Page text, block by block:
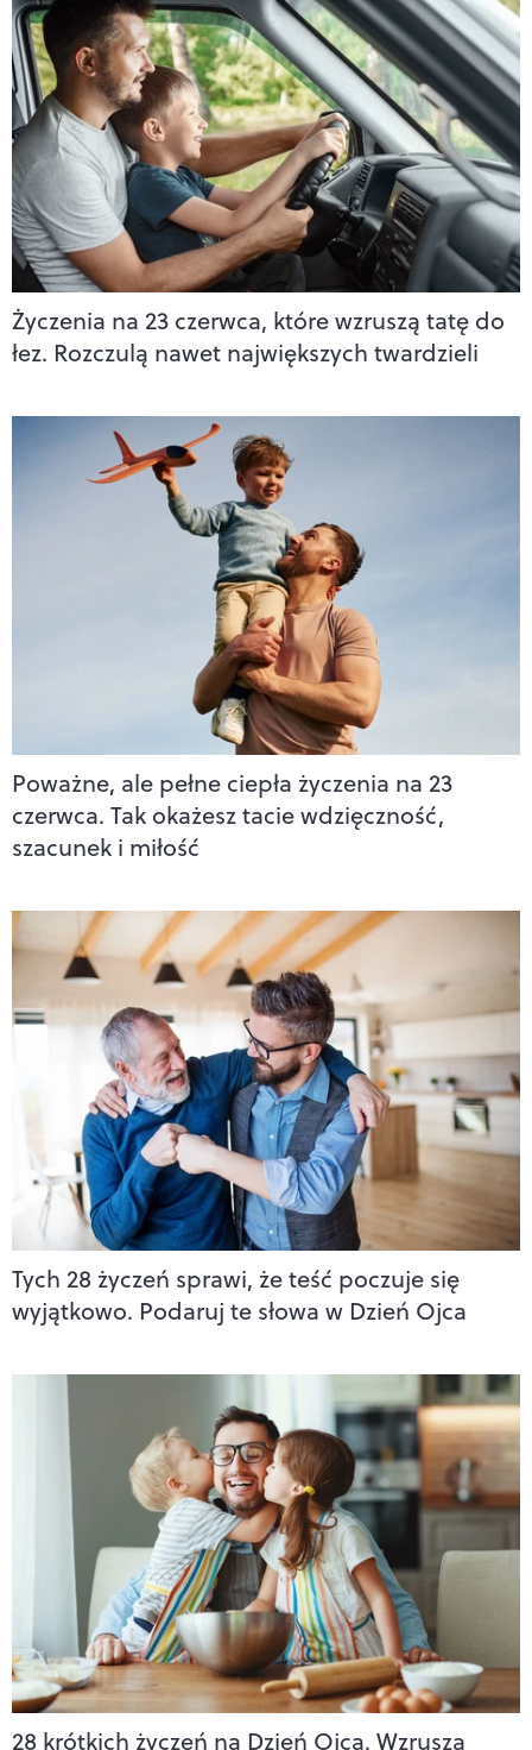
Życzenia na 23 czerwca, które wzruszą tatę do
łez. Rozczulą nawet największych twardzieli
Poważne, ale pełne ciepła życzenia na 23
czerwca. Tak okażesz tacie wdzięczność,
szacunek i miłość
Tych 28 życzeń sprawi, że teść poczuje się
wyjątkowo. Podaruj te słowa w Dzień Ojca
28 krótkich życzeń na Dzień Ojca. Wzruszą